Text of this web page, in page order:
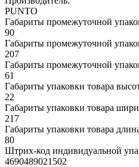
PUNTO
Габариты промежуточной
90
Габариты промежуточной
207
Габариты промежуточной
61
Габариты упаковки товара
22
Габариты упаковки товара
217
Габариты упаковки товара
80
Штрих-код индивидуальной
4690489021502